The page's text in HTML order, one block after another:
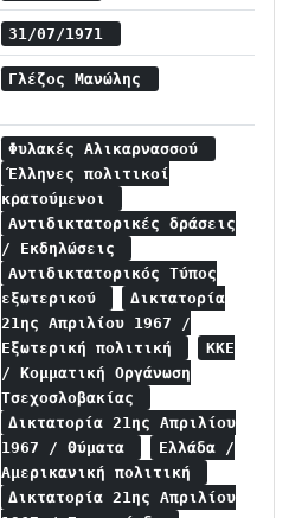
31/07/1971
Γλέζος Μανώλης
Φυλακές Αλικαρνασσού
Έλληνες πολιτικοί
κρατούμενοι
Αντιδικτατορικές δράσεις
/ Εκδηλώσεις
Αντιδικτατορικός Τύπος
εξωτερικού
Δικτατορία
21ης Απριλίου 1967 /
Εξωτερική πολιτική
ΚΚΕ
/ Κομματική Οργάνωση
Τσεχοσλοβακίας
Δικτατορία 21ης Απριλίου
1967 / Θύματα
Ελλάδα /
Αμερικανική πολιτική
Δικτατορία 21ης Απριλίου